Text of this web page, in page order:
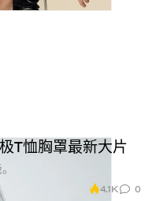
T恤胸罩最新大片
4.1K 0